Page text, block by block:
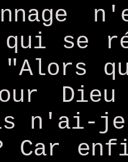
qui se
n'ai-
Car